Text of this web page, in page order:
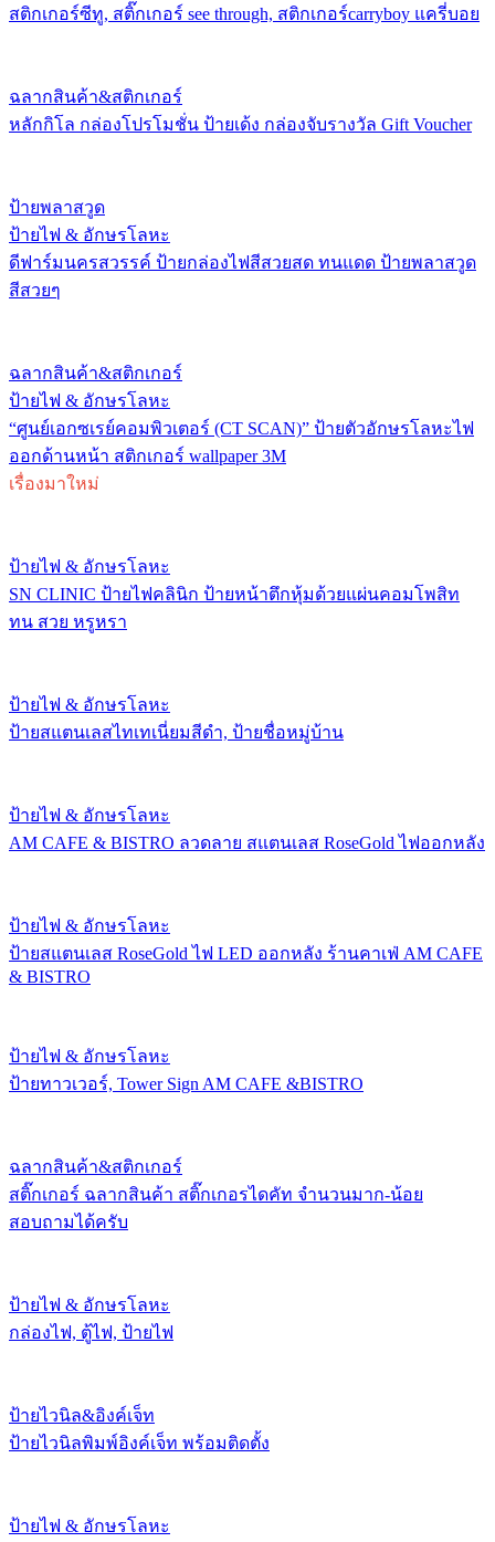
สติกเกอร์ซีทู, สติ๊กเกอร์ see through, สติกเกอร์carryboy แครี่บอย
ฉลากสินค้า&สติกเกอร์
หลักกิโล กล่องโปรโมชั่น ป้ายเด้ง กล่องจับรางวัล Gift Voucher
ป้ายพลาสวูด
ป้ายไฟ & อักษรโลหะ
ดีฟาร์มนครสวรรค์ ป้ายกล่องไฟสีสวยสด ทนแดด ป้ายพลาสวูด
สีสวยๆ
ฉลากสินค้า&สติกเกอร์
ป้ายไฟ & อักษรโลหะ
“ศูนย์เอกซเรย์คอมพิวเตอร์ (CT SCAN)” ป้ายตัวอักษรโลหะไฟ
ออกด้านหน้า สติกเกอร์ wallpaper 3M
เรื่องมาใหม่
ป้ายไฟ & อักษรโลหะ
SN CLINIC ป้ายไฟคลินิก ป้ายหน้าตึกหุ้มด้วยแผ่นคอมโพสิท
ทน สวย หรูหรา
ป้ายไฟ & อักษรโลหะ
ป้ายสแตนเลสไทเทเนี่ยมสีดำ, ป้ายชื่อหมู่บ้าน
ป้ายไฟ & อักษรโลหะ
AM CAFE & BISTRO ลวดลาย สแตนเลส RoseGold ไฟออกหลัง
ป้ายไฟ & อักษรโลหะ
ป้ายสแตนเลส RoseGold ไฟ LED ออกหลัง ร้านคาเฟ่ AM CAFE
& BISTRO
ป้ายไฟ & อักษรโลหะ
ป้ายทาวเวอร์, Tower Sign AM CAFE &BISTRO
ฉลากสินค้า&สติกเกอร์
สติ๊กเกอร์ ฉลากสินค้า สติ๊กเกอรไดคัท จำนวนมาก-น้อย
สอบถามได้ครับ
ป้ายไฟ & อักษรโลหะ
กล่องไฟ, ตู้ไฟ, ป้ายไฟ
ป้ายไวนิล&อิงค์เจ็ท
ป้ายไวนิลพิมพ์อิงค์เจ็ท พร้อมติดตั้ง
ป้ายไฟ & อักษรโลหะ